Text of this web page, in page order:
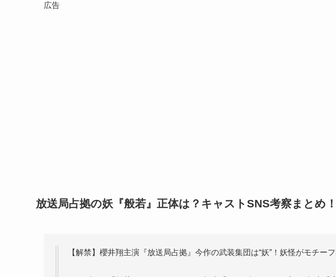
広告
放送局占拠の妖『般若』正体は？キャストSNS考察まとめ！
【解禁】櫻井翔主演『放送局占拠』今作の武装集団は“妖”！妖怪がモチーフ